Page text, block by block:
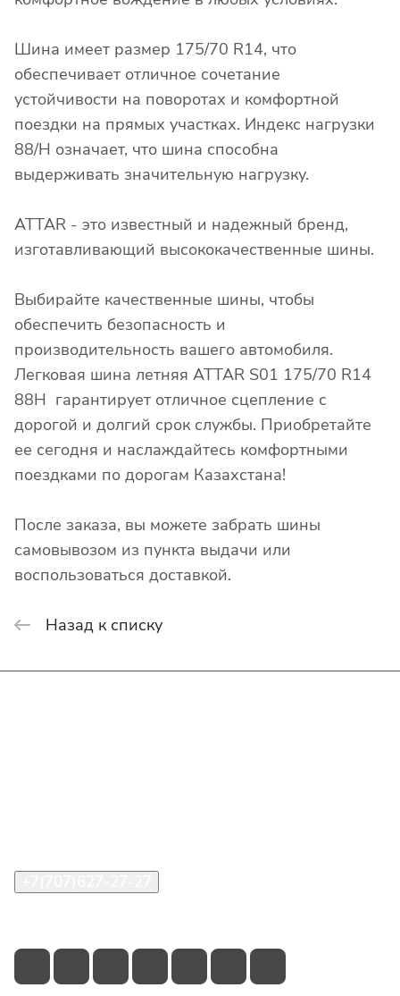
Шина имеет размер 175/70 R14, что
обеспечивает отличное сочетание
устойчивости на поворотах и комфортной
поездки на прямых участках. Индекс нагрузки
88/H означает, что шина способна
выдерживать значительную нагрузку.
ATTAR - это известный и надежный бренд,
изготавливающий высококачественные шины.
Выбирайте качественные шины, чтобы
обеспечить безопасность и
производительность вашего автомобиля.
Легковая шина летняя ATTAR S01 175/70 R14
88H гарантирует отличное сцепление с
дорогой и долгий срок службы. Приобретайте
ее сегодня и наслаждайтесь комфортными
поездками по дорогам Казахстана!
После заказа, вы можете забрать шины
самовывозом из пункта выдачи или
воспользоваться доставкой.
Назад к списку